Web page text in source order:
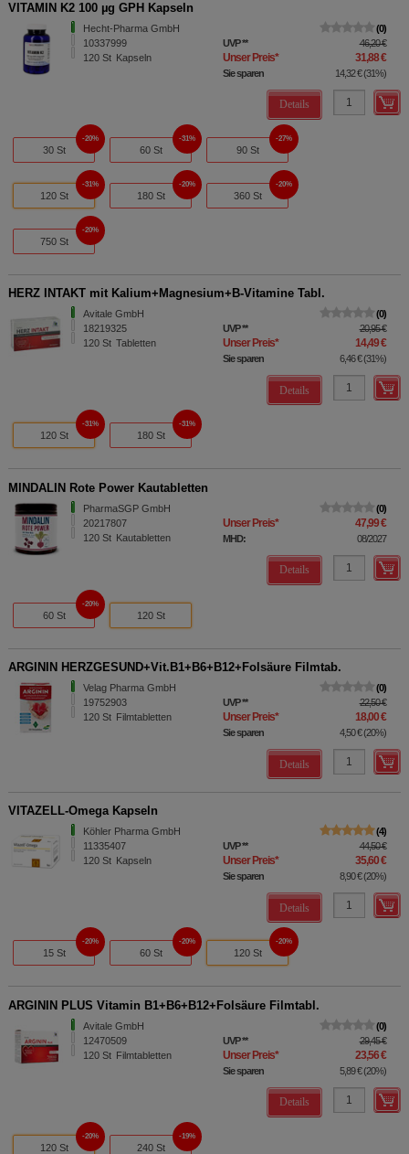
VITAMIN K2 100 µg GPH Kapseln
Hecht-Pharma GmbH
10337999
120 St Kapseln
0
UVP** 46,20 €
Unser Preis* 31,88 €
Sie sparen 14,32 €(31%)
Details
30 St
20%
60 St
31%
90 St
27%
120 St
31%
180 St
20%
360 St
20%
750 St
20%
HERZ INTAKT mit Kalium+Magnesium+B-Vitamine Tabl.
Avitale GmbH
18219325
120 St Tabletten
0
UVP** 20,95 €
Unser Preis* 14,49 €
Sie sparen 6,46 €(31%)
Details
120 St
31%
180 St
31%
MINDALIN Rote Power Kautabletten
PharmaSGP GmbH
20217807
120 St Kautabletten
0
Unser Preis* 47,99 €
MHD: 08/2027
Details
60 St
20%
120 St
ARGININ HERZGESUND+Vit.B1+B6+B12+Folsäure Filmtab.
Velag Pharma GmbH
19752903
120 St Filmtabletten
0
UVP** 22,50 €
Unser Preis* 18,00 €
Sie sparen 4,50 €(20%)
Details
VITAZELL-Omega Kapseln
Köhler Pharma GmbH
11335407
120 St Kapseln
4
UVP** 44,50 €
Unser Preis* 35,60 €
Sie sparen 8,90 €(20%)
Details
15 St
20%
60 St
20%
120 St
20%
ARGININ PLUS Vitamin B1+B6+B12+Folsäure Filmtabl.
Avitale GmbH
12470509
120 St Filmtabletten
0
UVP** 29,45 €
Unser Preis* 23,56 €
Sie sparen 5,89 €(20%)
Details
120 St
20%
240 St
19%